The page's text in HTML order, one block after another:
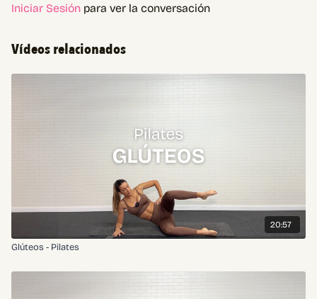
Iniciar Sesión para ver la conversación
Vídeos relacionados
20:57
Glúteos - Pilates